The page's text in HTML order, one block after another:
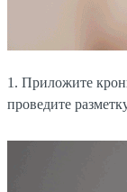
1. Приложите
проведите